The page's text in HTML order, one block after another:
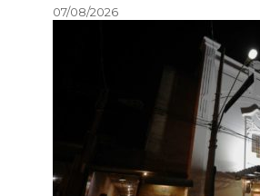
07/08/2026